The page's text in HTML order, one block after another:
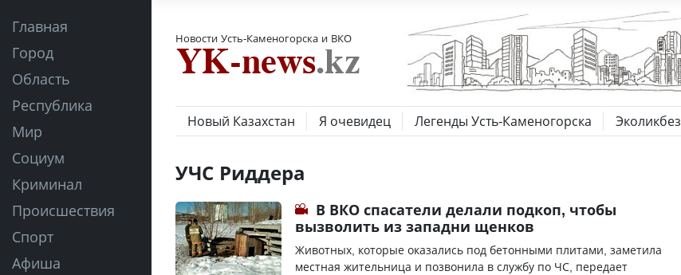
Главная
Город
Область
Республика
Мир
Социум
Криминал
Происшествия
Спорт
Афиша
Новости Усть-Каменогорска и ВКО
Новый Казахстан Я очевидец Легенды Усть-Каменогорска Эколикбез
УЧС Риддера
В ВКО спасатели делали подкоп, чтобы
вызволить из западни щенков
Животных, которые оказались под бетонными плитами, заметила
местная жительница и позвонила в службу по ЧС, передает